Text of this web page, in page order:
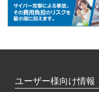
ユーザー様向け情報